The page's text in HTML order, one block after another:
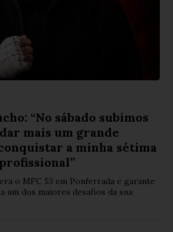
“No sábado subimos
mais um grande
a minha sétima
o MFC 53 em Ponferrada e garante
um dos maiores desafios da sua